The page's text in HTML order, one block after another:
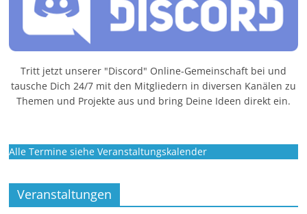
Tritt jetzt unserer "Discord" Online-Gemeinschaft bei und
tausche Dich 24/7 mit den Mitgliedern in diversen Kanälen zu
Themen und Projekte aus und bring Deine Ideen direkt ein.
Alle Termine siehe Veranstaltungskalender
Veranstaltungen